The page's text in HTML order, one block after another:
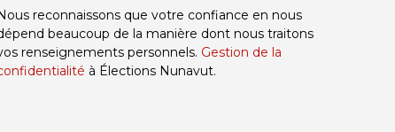
reconnaissons que votre confiance en nous
beaucoup de la manière dont nous traitons
renseignements personnels. Gestion de la
à Élections Nunavut.